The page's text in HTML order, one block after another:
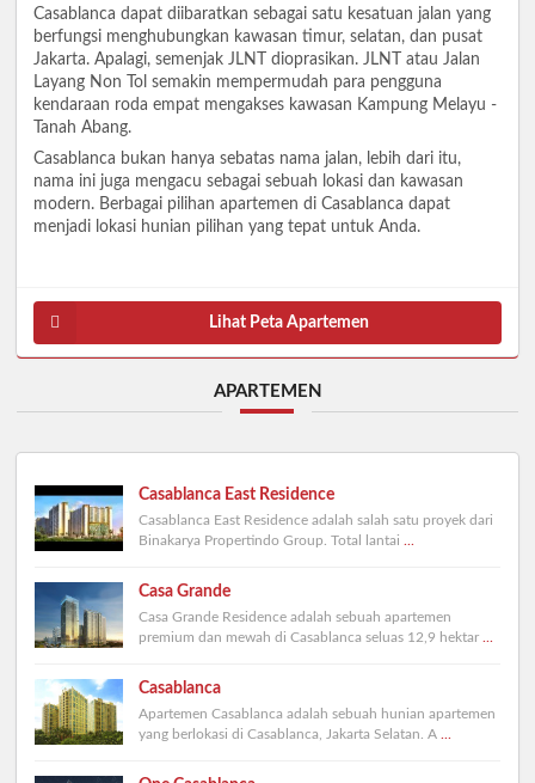
Casablanca dapat diibaratkan sebagai satu kesatuan jalan yang
berfungsi menghubungkan kawasan timur, selatan, dan pusat
Jakarta. Apalagi, semenjak JLNT dioprasikan. JLNT atau Jalan
Layang Non Tol semakin mempermudah para pengguna
kendaraan roda empat mengakses kawasan Kampung Melayu -
Tanah Abang.
Casablanca bukan hanya sebatas nama jalan, lebih dari itu,
nama ini juga mengacu sebagai sebuah lokasi dan kawasan
modern. Berbagai pilihan apartemen di Casablanca dapat
menjadi lokasi hunian pilihan yang tepat untuk Anda.
Lihat Peta Apartemen
APARTEMEN
Casablanca East Residence
Casablanca East Residence adalah salah satu proyek dari
Binakarya Propertindo Group. Total lantai
Casa Grande
Casa Grande Residence adalah sebuah apartemen
premium dan mewah di Casablanca seluas 12,9 hektar
Casablanca
Apartemen Casablanca adalah sebuah hunian apartemen
yang berlokasi di Casablanca, Jakarta Selatan. A